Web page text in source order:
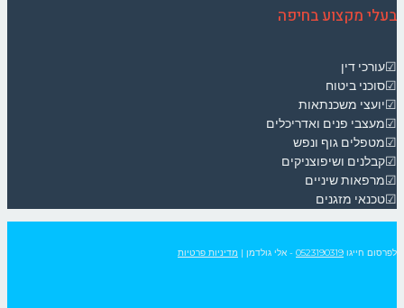
בעלי מקצוע בחיפה
☑עורכי דין
☑סוכני ביטוח
☑יועצי משכנתאות
☑מעצבי פנים ואדריכלים
☑מטפלים גוף ונפש
☑קבלנים ושיפוצניקים
☑מרפאות שיניים
☑טכנאי מזגנים
לפרסום חייגו 0523190319 - אלי גולדמן | מדיניות פרטיות